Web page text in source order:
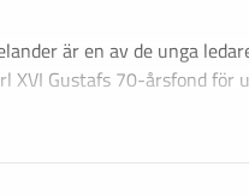
är en av de unga
XVI Gustafs 70-årsfond